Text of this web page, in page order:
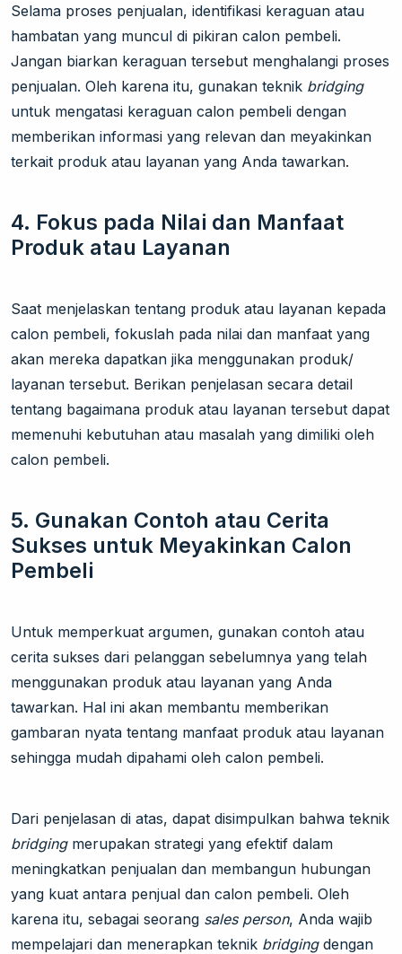
Selama proses penjualan, identifikasi keraguan atau
hambatan yang muncul di pikiran calon pembeli.
Jangan biarkan keraguan tersebut menghalangi proses
penjualan. Oleh karena itu, gunakan teknik bridging
untuk mengatasi keraguan calon pembeli dengan
memberikan informasi yang relevan dan meyakinkan
terkait produk atau layanan yang Anda tawarkan.
4. Fokus pada Nilai dan Manfaat
Produk atau Layanan
Saat menjelaskan tentang produk atau layanan kepada
calon pembeli, fokuslah pada nilai dan manfaat yang
akan mereka dapatkan jika menggunakan produk/
layanan tersebut. Berikan penjelasan secara detail
tentang bagaimana produk atau layanan tersebut dapat
memenuhi kebutuhan atau masalah yang dimiliki oleh
calon pembeli.
5. Gunakan Contoh atau Cerita
Sukses untuk Meyakinkan Calon
Pembeli
Untuk memperkuat argumen, gunakan contoh atau
cerita sukses dari pelanggan sebelumnya yang telah
menggunakan produk atau layanan yang Anda
tawarkan. Hal ini akan membantu memberikan
gambaran nyata tentang manfaat produk atau layanan
sehingga mudah dipahami oleh calon pembeli.
Dari penjelasan di atas, dapat disimpulkan bahwa teknik
bridgingmerupakan strategi yang efektif dalam
meningkatkan penjualan dan membangun hubungan
yang kuat antara penjual dan calon pembeli. Oleh
karena itu, sebagai seorang sales person, Anda wajib
mempelajari dan menerapkan teknik bridgingdengan